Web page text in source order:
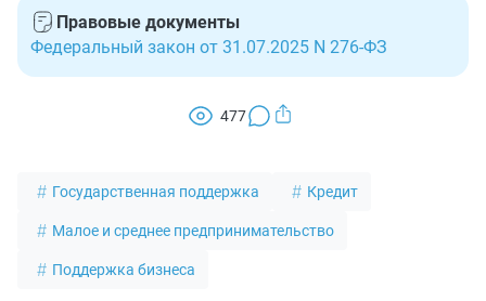
Правовые документы
Федеральный закон от 31.07.2025 N 276-ФЗ
477
Государственная поддержка Кредит
Малое и среднее предпринимательство
Поддержка бизнеса